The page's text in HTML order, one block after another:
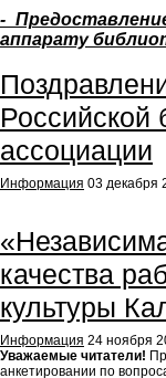
-
аппарату
Российской
ассоциации
Информация 03 декабря
качества
культуры
Информация 24 ноября
Уважаемые читатели!
анкетировании по